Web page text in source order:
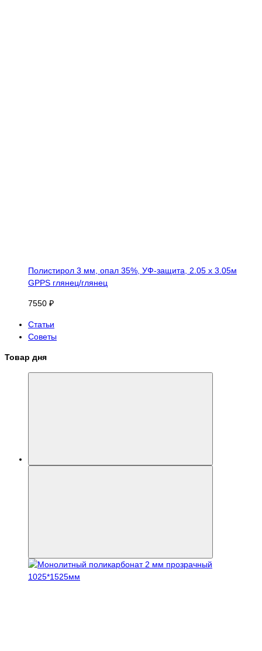
Полистирол 3 мм, опал 35%, УФ-защита, 2.05 х 3.05м
GPPS глянец/глянец
7550 ₽
Статьи
Советы
Товар дня